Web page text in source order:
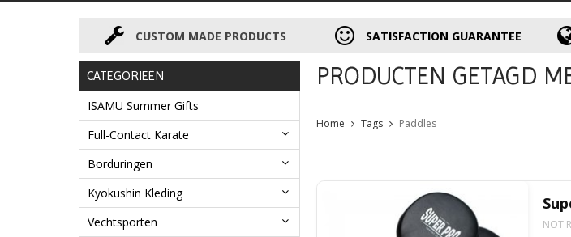
CUSTOM MADE PRODUCTS SATISFACTION GUARANTEE
CATEGORIEËN
ISAMU Summer Gifts
Full-Contact Karate
Borduringen
Kyokushin Kleding
Vechtsporten
PRODUCTEN GETAGD
Home Tags Paddles
NOT